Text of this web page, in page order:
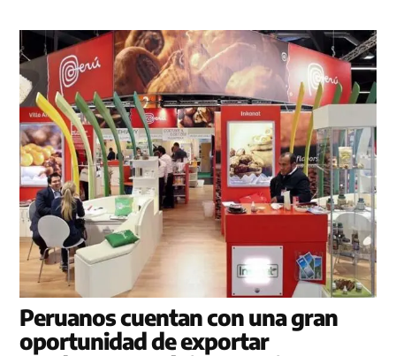
Peruanos cuentan con una gran
oportunidad de exportar